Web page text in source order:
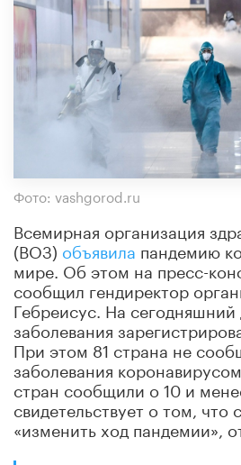
Фото: vashgorod.ru
Всемирная организация
(ВОЗ) объявила пандемию
мире. Об этом на пресс-
сообщил гендиректор
Гебреисус. На сегодняшний
заболевания
При этом 81 страна не
заболевания
стран сообщили о 10 и
свидетельствует о том, что
«изменить ход пандемии»,